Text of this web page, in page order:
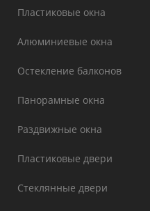
Пластиковые окна
Алюминиевые окна
Остекление балконов
Панорамные окна
Раздвижные окна
Пластиковые двери
Стеклянные двери